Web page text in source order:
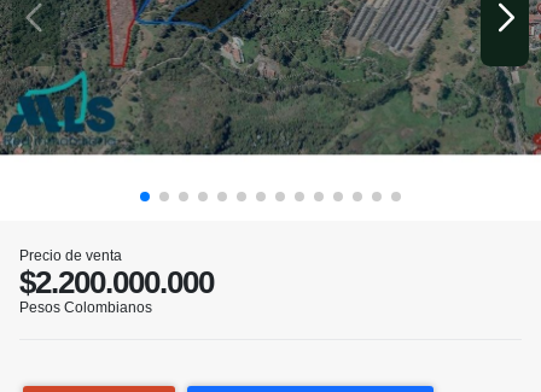
Precio de venta
$2.200.000.000
Pesos Colombianos